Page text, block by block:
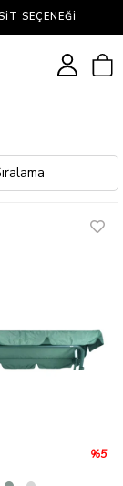
SEÇENEĞI
%5